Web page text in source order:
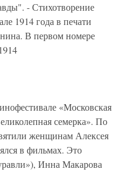
- Стихотворение
1914 года в печати
В первом номере
«Московская
семерка». По
женщинам Алексея
в фильмах. Это
Инна Макарова